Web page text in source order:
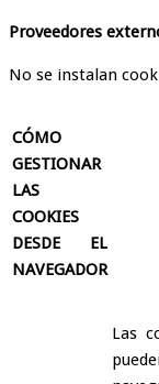
Proveedores
No se instalan
CÓMO
GESTIONAR
LAS
COOKIES
DESDE EL
NAVEGADOR
Las